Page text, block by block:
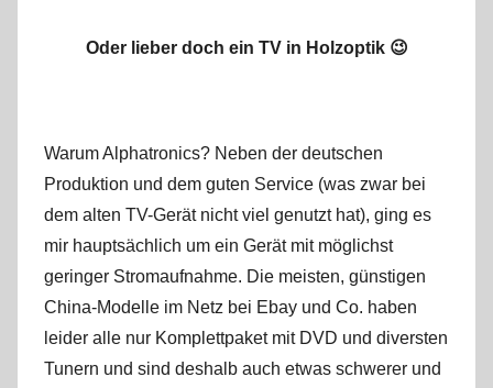
Oder lieber doch ein TV in Holzoptik 😉
Warum Alphatronics? Neben der deutschen
Produktion und dem guten Service (was zwar bei
dem alten TV-Gerät nicht viel genutzt hat), ging es
mir hauptsächlich um ein Gerät mit möglichst
geringer Stromaufnahme. Die meisten, günstigen
China-Modelle im Netz bei Ebay und Co. haben
leider alle nur Komplettpaket mit DVD und diversten
Tunern und sind deshalb auch etwas schwerer und